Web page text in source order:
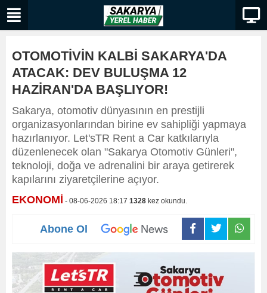
OTOMOTİVİN KALBİ SAKARYA'DA
ATACAK: DEV BULUŞMA 12
HAZİRAN'DA BAŞLIYOR!
Sakarya, otomotiv dünyasının en prestijli
organizasyonlarından birine ev sahipliği yapmaya
hazırlanıyor. Let'sTR Rent a Car katkılarıyla
düzenlenecek olan "Sakarya Otomotiv Günleri",
teknoloji, doğa ve adrenalini bir araya getirerek
kapılarını ziyaretçilerine açıyor.
EKONOMİ - 08-06-2026 18:17 1328 kez okundu.
Abone Ol